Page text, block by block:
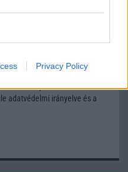
Privacy Policy
ingyenes hírlevelére
TájékoztatótEzt a
adatvédelmi irányelve és a